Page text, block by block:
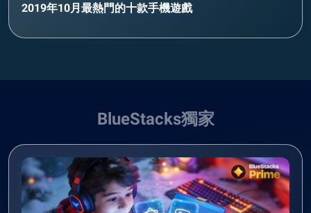
2019年10月最熱門的十款手機遊戲
BlueStacks獨家